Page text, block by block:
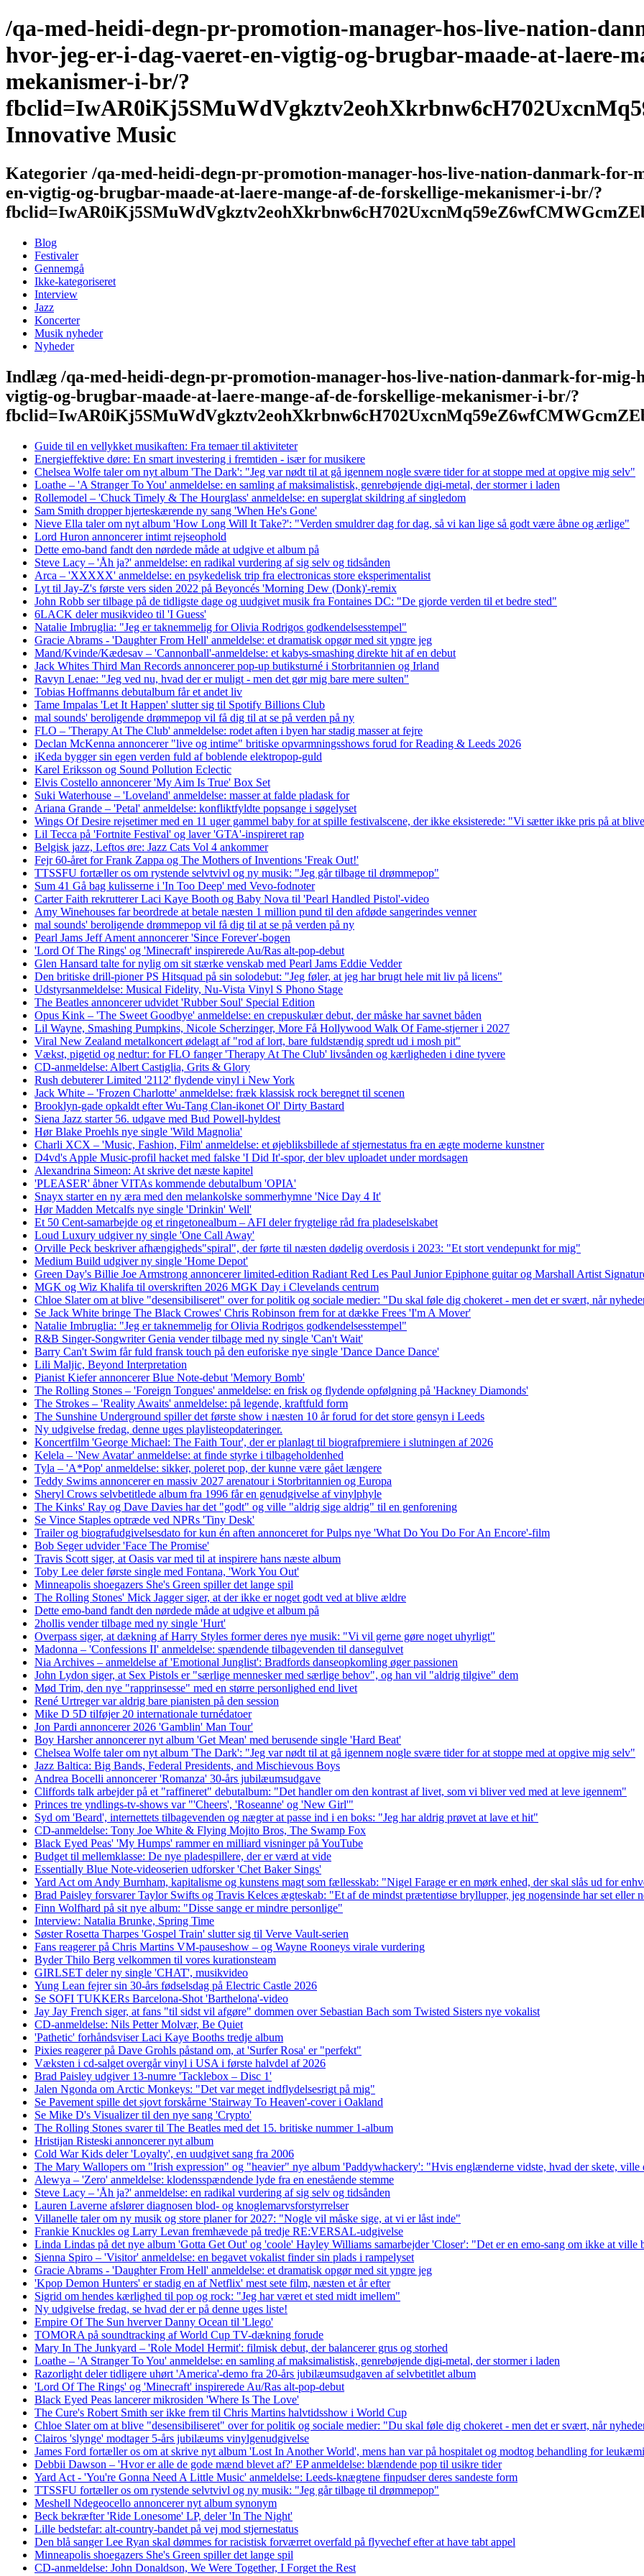
/qa-med-heidi-degn-pr-promotion-manager-hos-live-nation-
hvor-jeg-er-i-dag-vaeret-en-vigtig-og-brugbar-maade-at-laere-
mekanismer-i-br/?
Innovative Music
Kategorier /qa-med-heidi-degn-pr-promotion-manager-hos-live-nation-danmark-
en-vigtig-og-brugbar-maade-at-laere-mange-af-de-forskellige-mekanismer-i-br/?
Blog
Festivaler
Gennemgå
Ikke-kategoriseret
Interview
Jazz
Koncerter
Musik nyheder
Nyheder
Indlæg /qa-med-heidi-degn-pr-promotion-manager-hos-live-nation-danmark-for-
vigtig-og-brugbar-maade-at-laere-mange-af-de-forskellige-mekanismer-i-br/?
Guide til en vellykket musikaften: Fra temaer til aktiviteter
Energieffektive døre: En smart investering i fremtiden - især for musikere
Chelsea Wolfe taler om nyt album 'The Dark': "Jeg var nødt til at gå igennem nogle svære tider for at stoppe med at opgive mig selv"
Loathe – 'A Stranger To You' anmeldelse: en samling af maksimalistisk, genrebøjende digi-metal, der stormer i laden
Rollemodel – 'Chuck Timely & The Hourglass' anmeldelse: en superglat skildring af singledom
Sam Smith dropper hjerteskærende ny sang 'When He's Gone'
Nieve Ella taler om nyt album 'How Long Will It Take?': "Verden smuldrer dag for dag, så vi kan lige så godt være åbne og ærlige"
Lord Huron annoncerer intimt rejseophold
Dette emo-band fandt den nørdede måde at udgive et album på
Steve Lacy – 'Åh ja?' anmeldelse: en radikal vurdering af sig selv og tidsånden
Arca – 'XXXXX' anmeldelse: en psykedelisk trip fra electronicas store eksperimentalist
Lyt til Jay-Z's første vers siden 2022 på Beyoncés 'Morning Dew (Donk)'-remix
John Robb ser tilbage på de tidligste dage og uudgivet musik fra Fontaines DC: "De gjorde verden til et bedre sted"
6LACK deler musikvideo til 'I Guess'
Natalie Imbruglia: "Jeg er taknemmelig for Olivia Rodrigos godkendelsesstempel"
Gracie Abrams - 'Daughter From Hell' anmeldelse: et dramatisk opgør med sit yngre jeg
Mand/Kvinde/Kædesav – 'Cannonball'-anmeldelse: et kabys-smashing direkte hit af en debut
Jack Whites Third Man Records annoncerer pop-up butiksturné i Storbritannien og Irland
Ravyn Lenae: "Jeg ved nu, hvad der er muligt - men det gør mig bare mere sulten"
Tobias Hoffmanns debutalbum får et andet liv
Tame Impalas 'Let It Happen' slutter sig til Spotify Billions Club
mal sounds' beroligende drømmepop vil få dig til at se på verden på ny
FLO – 'Therapy At The Club' anmeldelse: rodet aften i byen har stadig masser at fejre
Declan McKenna annoncerer "live og intime" britiske opvarmningsshows forud for Reading & Leeds 2026
iKeda bygger sin egen verden fuld af boblende elektropop-guld
Karel Eriksson og Sound Pollution Eclectic
Elvis Costello annoncerer 'My Aim Is True' Box Set
Suki Waterhouse – 'Loveland' anmeldelse: masser at falde pladask for
Ariana Grande – 'Petal' anmeldelse: konfliktfyldte popsange i søgelyset
Wings Of Desire rejsetimer med en 11 uger gammel baby for at spille festivalscene, der ikke eksisterede: "Vi sætter ikke pris på at
Lil Tecca på 'Fortnite Festival' og laver 'GTA'-inspireret rap
Belgisk jazz, Leftos øre: Jazz Cats Vol 4 ankommer
Fejr 60-året for Frank Zappa og The Mothers of Inventions 'Freak Out!'
TTSSFU fortæller os om rystende selvtvivl og ny musik: "Jeg går tilbage til drømmepop"
Sum 41 Gå bag kulisserne i 'In Too Deep' med Vevo-fodnoter
Carter Faith rekrutterer Laci Kaye Booth og Baby Nova til 'Pearl Handled Pistol'-video
Amy Winehouses far beordrede at betale næsten 1 million pund til den afdøde sangerindes venner
mal sounds' beroligende drømmepop vil få dig til at se på verden på ny
Pearl Jams Jeff Ament annoncerer 'Since Forever'-bogen
'Lord Of The Rings' og 'Minecraft' inspirerede Au/Ras alt-pop-debut
Glen Hansard talte for nylig om sit stærke venskab med Pearl Jams Eddie Vedder
Den britiske drill-pioner PS Hitsquad på sin solodebut: "Jeg føler, at jeg har brugt hele mit liv på licens"
Udstyrsanmeldelse: Musical Fidelity, Nu-Vista Vinyl S Phono Stage
The Beatles annoncerer udvidet 'Rubber Soul' Special Edition
Opus Kink – 'The Sweet Goodbye' anmeldelse: en crepuskulær debut, der måske har savnet båden
Lil Wayne, Smashing Pumpkins, Nicole Scherzinger, More Få Hollywood Walk Of Fame-stjerner i 2027
Viral New Zealand metalkoncert ødelagt af "rod af lort, bare fuldstændig spredt ud i mosh pit"
Vækst, pigetid og nedtur: for FLO fanger 'Therapy At The Club' livsånden og kærligheden i dine tyvere
CD-anmeldelse: Albert Castiglia, Grits & Glory
Rush debuterer Limited '2112' flydende vinyl i New York
Jack White – 'Frozen Charlotte' anmeldelse: fræk klassisk rock beregnet til scenen
Brooklyn-gade opkaldt efter Wu-Tang Clan-ikonet Ol' Dirty Bastard
Siena Jazz starter 56. udgave med Bud Powell-hyldest
Hør Blake Proehls nye single 'Wild Magnolia'
Charli XCX – 'Music, Fashion, Film' anmeldelse: et øjebliksbillede af stjernestatus fra en ægte moderne kunstner
D4vd's Apple Music-profil hacket med falske 'I Did It'-spor, der blev uploadet under mordsagen
Alexandrina Simeon: At skrive det næste kapitel
'PLEASER' åbner VITAs kommende debutalbum 'OPIA'
Snayx starter en ny æra med den melankolske sommerhymne 'Nice Day 4 It'
Hør Madden Metcalfs nye single 'Drinkin' Well'
Et 50 Cent-samarbejde og et ringetonealbum – AFI deler frygtelige råd fra pladeselskabet
Loud Luxury udgiver ny single 'One Call Away'
Orville Peck beskriver afhængigheds"spiral", der førte til næsten dødelig overdosis i 2023: "Et stort vendepunkt for mig"
Medium Build udgiver ny single 'Home Depot'
Green Day's Billie Joe Armstrong annoncerer limited-edition Radiant Red Les Paul Junior Epiphone guitar og Marshall Artist
MGK og Wiz Khalifa til overskriften 2026 MGK Day i Clevelands centrum
Chloe Slater om at blive "desensibiliseret" over for politik og sociale medier: "Du skal føle dig chokeret - men det er svært, når
Se Jack White bringe The Black Crowes' Chris Robinson frem for at dække Frees 'I'm A Mover'
Natalie Imbruglia: "Jeg er taknemmelig for Olivia Rodrigos godkendelsesstempel"
R&B Singer-Songwriter Genia vender tilbage med ny single 'Can't Wait'
Barry Can't Swim får fuld fransk touch på den euforiske nye single 'Dance Dance Dance'
Lili Maljic, Beyond Interpretation
Pianist Kiefer annoncerer Blue Note-debut 'Memory Bomb'
The Rolling Stones – 'Foreign Tongues' anmeldelse: en frisk og flydende opfølgning på 'Hackney Diamonds'
The Strokes – 'Reality Awaits' anmeldelse: på legende, kraftfuld form
The Sunshine Underground spiller det første show i næsten 10 år forud for det store gensyn i Leeds
Ny udgivelse fredag, denne uges playlisteopdateringer.
Koncertfilm 'George Michael: The Faith Tour', der er planlagt til biografpremiere i slutningen af ​​2026
Kelela – 'New Avatar' anmeldelse: at finde styrke i tilbageholdenhed
Tyla – 'A*Pop' anmeldelse: sikker, poleret pop, der kunne være gået længere
Teddy Swims annoncerer en massiv 2027 arenatour i Storbritannien og Europa
Sheryl Crows selvbetitlede album fra 1996 får en genudgivelse af vinylphyle
The Kinks' Ray og Dave Davies har det "godt" og ville "aldrig sige aldrig" til en genforening
Se Vince Staples optræde ved NPRs 'Tiny Desk'
Trailer og biografudgivelsesdato for kun én aften annonceret for Pulps nye 'What Do You Do For An Encore'-film
Bob Seger udvider 'Face The Promise'
Travis Scott siger, at Oasis var med til at inspirere hans næste album
Toby Lee deler første single med Fontana, 'Work You Out'
Minneapolis shoegazers She's Green spiller det lange spil
The Rolling Stones' Mick Jagger siger, at der ikke er noget godt ved at blive ældre
Dette emo-band fandt den nørdede måde at udgive et album på
2hollis vender tilbage med ny single 'Hurt'
Overpass siger, at dækning af Harry Styles former deres nye musik: "Vi vil gerne gøre noget uhyrligt"
Madonna – 'Confessions II' anmeldelse: spændende tilbagevenden til dansegulvet
Nia Archives – anmeldelse af 'Emotional Junglist': Bradfords danseopkomling øger passionen
John Lydon siger, at Sex Pistols er "særlige mennesker med særlige behov", og han vil "aldrig tilgive" dem
Mød Trim, den nye "rapprinsesse" med en større personlighed end livet
René Urtreger var aldrig bare pianisten på den session
Mike D 5D tilføjer 20 internationale turnédatoer
Jon Pardi annoncerer 2026 'Gamblin' Man Tour'
Boy Harsher annoncerer nyt album 'Get Mean' med berusende single 'Hard Beat'
Chelsea Wolfe taler om nyt album 'The Dark': "Jeg var nødt til at gå igennem nogle svære tider for at stoppe med at opgive mig selv"
Jazz Baltica: Big Bands, Federal Presidents, and Mischievous Boys
Andrea Bocelli annoncerer 'Romanza' 30-års jubilæumsudgave
Cliffords talk arbejder på et "raffineret" debutalbum: "Det handler om den kontrast af livet, som vi bliver ved med at leve igennem"
Princes tre yndlings-tv-shows var "'Cheers', 'Roseanne' og 'New Girl'"
Syd om 'Beard', internettets tilbagevenden og nægter at passe ind i en boks: "Jeg har aldrig prøvet at lave et hit"
CD-anmeldelse: Tony Joe White & Flying Mojito Bros, The Swamp Fox
Black Eyed Peas' 'My Humps' rammer en milliard visninger på YouTube
Budget til mellemklasse: De nye pladespillere, der er værd at vide
Essentially Blue Note-videoserien udforsker 'Chet Baker Sings'
Yard Act om Andy Burnham, kapitalisme og kunstens magt som fællesskab: "Nigel Farage er en mørk enhed, der skal slås ud for
Brad Paisley forsvarer Taylor Swifts og Travis Kelces ægteskab: "Et af de mindst prætentiøse bryllupper, jeg nogensinde har set eller
Finn Wolfhard på sit nye album: "Disse sange er mindre personlige"
Interview: Natalia Brunke, Spring Time
Søster Rosetta Tharpes 'Gospel Train' slutter sig til Verve Vault-serien
Fans reagerer på Chris Martins VM-pauseshow – og Wayne Rooneys virale vurdering
Byder Thilo Berg velkommen til vores kurationsteam
GIRLSET deler ny single 'CHAT', musikvideo
Yung Lean fejrer sin 30-års fødselsdag på Electric Castle 2026
Se SOFI TUKKERs Barcelona-Shot 'Barthelona'-video
Jay Jay French siger, at fans "til sidst vil afgøre" dommen over Sebastian Bach som Twisted Sisters nye vokalist
CD-anmeldelse: Nils Petter Molvær, Be Quiet
'Pathetic' forhåndsviser Laci Kaye Booths tredje album
Pixies reagerer på Dave Grohls påstand om, at 'Surfer Rosa' er "perfekt"
Væksten i cd-salget overgår vinyl i USA i første halvdel af 2026
Brad Paisley udgiver 13-numre 'Tacklebox – Disc 1'
Jalen Ngonda om Arctic Monkeys: "Det var meget indflydelsesrigt på mig"
Se Pavement spille det sjovt forskårne 'Stairway To Heaven'-cover i Oakland
Se Mike D's Visualizer til den nye sang 'Crypto'
The Rolling Stones svarer til The Beatles med det 15. britiske nummer 1-album
Hristijan Risteski annoncerer nyt album
Cold War Kids deler 'Loyalty', en uudgivet sang fra 2006
The Mary Wallopers om "Irish expression" og "heavier" nye album 'Paddywhackery': "Hvis englænderne vidste, hvad der skete, ville
Alewya – 'Zero' anmeldelse: klodensspændende lyde fra en enestående stemme
Steve Lacy – 'Åh ja?' anmeldelse: en radikal vurdering af sig selv og tidsånden
Lauren Laverne afslører diagnosen blod- og knoglemarvsforstyrrelser
Villanelle taler om ny musik og store planer for 2027: "Nogle vil måske sige, at vi er låst inde"
Frankie Knuckles og Larry Levan fremhævede på tredje RE:VERSAL-udgivelse
Linda Lindas på det nye album 'Gotta Get Out' og 'coole' Hayley Williams samarbejder 'Closer': "Det er en emo-sang om ikke at
Sienna Spiro – 'Visitor' anmeldelse: en begavet vokalist finder sin plads i rampelyset
Gracie Abrams - 'Daughter From Hell' anmeldelse: et dramatisk opgør med sit yngre jeg
'Kpop Demon Hunters' er stadig en af ​​Netflix' mest sete film, næsten et år efter
Sigrid om hendes kærlighed til pop og rock: "Jeg har været et sted midt imellem"
Ny udgivelse fredag, se hvad der er på denne uges liste!
Empire Of The Sun hverver Danny Ocean til 'Llego'
TOMORA på soundtracking af World Cup TV-dækning forude
Mary In The Junkyard – 'Role Model Hermit': filmisk debut, der balancerer grus og storhed
Loathe – 'A Stranger To You' anmeldelse: en samling af maksimalistisk, genrebøjende digi-metal, der stormer i laden
Razorlight deler tidligere uhørt 'America'-demo fra 20-års jubilæumsudgaven af ​​selvbetitlet album
'Lord Of The Rings' og 'Minecraft' inspirerede Au/Ras alt-pop-debut
Black Eyed Peas lancerer mikrosiden 'Where Is The Love'
The Cure's Robert Smith ser ikke frem til Chris Martins halvtidsshow i World Cup
Chloe Slater om at blive "desensibiliseret" over for politik og sociale medier: "Du skal føle dig chokeret - men det er svært, når
Clairos 'slynge' modtager 5-års jubilæums vinylgenudgivelse
James Ford fortæller os om at skrive nyt album 'Lost In Another World', mens han var på hospitalet og modtog behandling for leukæmi
Debbii Dawson – 'Hvor er alle de gode mænd blevet af?' EP anmeldelse: blændende pop til usikre tider
Yard Act - 'You're Gonna Need A Little Music' anmeldelse: Leeds-knægtene finpudser deres sandeste form
TTSSFU fortæller os om rystende selvtvivl og ny musik: "Jeg går tilbage til drømmepop"
Meshell Ndegeocello annoncerer nyt album synonym
Beck bekræfter 'Ride Lonesome' LP, deler 'In The Night'
Lille bedstefar: alt-country-bandet på vej mod stjernestatus
Den blå sanger Lee Ryan skal dømmes for racistisk forværret overfald på flyvechef efter at have tabt appel
Minneapolis shoegazers She's Green spiller det lange spil
CD-anmeldelse: John Donaldson, We Were Together, I Forget the Rest